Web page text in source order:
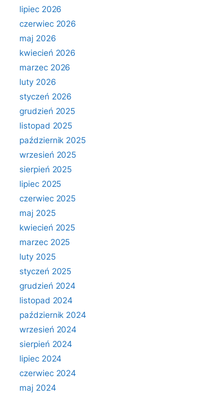
lipiec 2026
czerwiec 2026
maj 2026
kwiecień 2026
marzec 2026
luty 2026
styczeń 2026
grudzień 2025
listopad 2025
październik 2025
wrzesień 2025
sierpień 2025
lipiec 2025
czerwiec 2025
maj 2025
kwiecień 2025
marzec 2025
luty 2025
styczeń 2025
grudzień 2024
listopad 2024
październik 2024
wrzesień 2024
sierpień 2024
lipiec 2024
czerwiec 2024
maj 2024